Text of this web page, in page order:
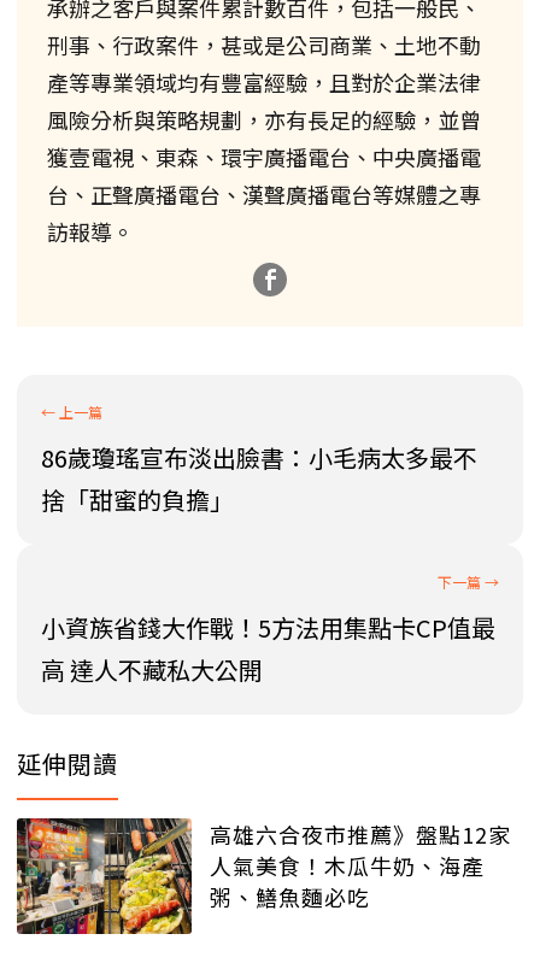
承辦之客戶與案件累計數百件，包括一般民、
刑事、行政案件，甚或是公司商業、土地不動
產等專業領域均有豐富經驗，且對於企業法律
風險分析與策略規劃，亦有長足的經驗，並曾
獲壹電視、東森、環宇廣播電台、中央廣播電
台、正聲廣播電台、漢聲廣播電台等媒體之專
訪報導。
86歲瓊瑤宣布淡出臉書：小毛病太多最不
捨「甜蜜的負擔」
小資族省錢大作戰！5方法用集點卡CP值最
高 達人不藏私大公開
延伸閱讀
高雄六合夜市推薦》盤點12家
人氣美食！木瓜牛奶、海產
粥、鱔魚麵必吃